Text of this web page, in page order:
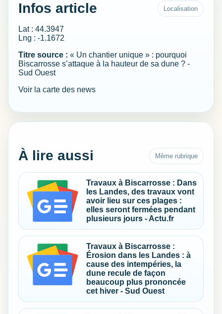
Infos article Localisation
Lat : 44.3947
Lng : -1.1672
Titre source : « Un chantier unique » : pourquoi
Biscarrosse s’attaque à la hauteur de sa dune ? -
Sud Ouest
Voir la carte des news
À lire aussi Même rubrique
Travaux à Biscarrosse : Dans
les Landes, des travaux vont
avoir lieu sur ces plages :
elles seront fermées pendant
plusieurs jours - Actu.fr
Travaux à Biscarrosse :
Érosion dans les Landes : à
cause des intempéries, la
dune recule de façon
beaucoup plus prononcée
cet hiver - Sud Ouest